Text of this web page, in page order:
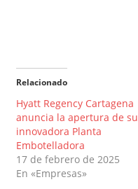
Relacionado
Hyatt Regency Cartagena
anuncia la apertura de su
innovadora Planta
Embotelladora
17 de febrero de 2025
En «Empresas»